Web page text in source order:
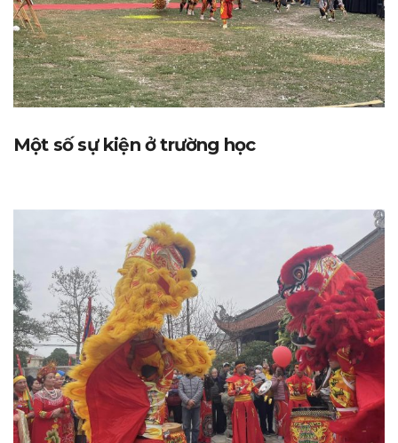
Một số sự kiện ở trường học